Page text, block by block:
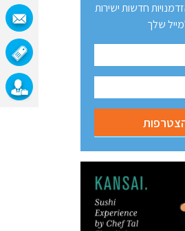
חדשות ישירות
שלך